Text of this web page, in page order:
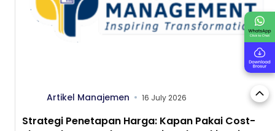
Artikel Manajemen 16 July 2026
Strategi Penetapan Harga: Kapan Pakai Cost-